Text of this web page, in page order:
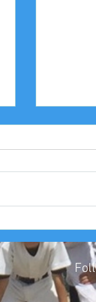
2025年
盟 第110
阪支部予